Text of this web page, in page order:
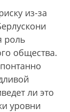
из-за
роль
общества.
ли это
уровни